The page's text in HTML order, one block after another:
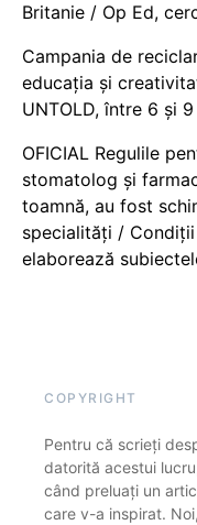
Britanie / Op Ed,
Campania de
educația și
UNTOLD, între 6 și
OFICIAL Regulile
stomatolog și
toamnă, au fost
specialități /
elaborează
COPYRIGHT
Pentru că scrieți
datorită acestui
când preluați un
care v-a inspirat.